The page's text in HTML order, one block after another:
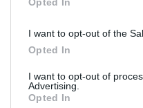
I want to opt-out of the
Opted In
I want to opt-out of
Advertising.
Opted In